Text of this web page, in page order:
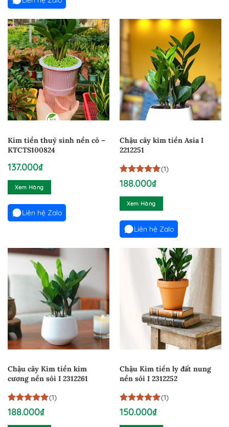
Kim tiền thuỷ sinh nền cỏ –
KTCTS100824
137.000₫
Xem Hàng
Liên hệ Zalo
Chậu cây kim tiền Asia I
2212251
5trên 5
dựa trên
1
đánh giá
(1)
188.000₫
Xem Hàng
Liên hệ Zalo
Chậu cây Kim tiền kim
cương nền sỏi I 2312261
5trên 5
dựa trên
1
(1)
188.000₫
Chậu Kim tiền ly đất nung
nền sỏi I 2312252
5trên 5
dựa trên
1
(1)
150.000₫